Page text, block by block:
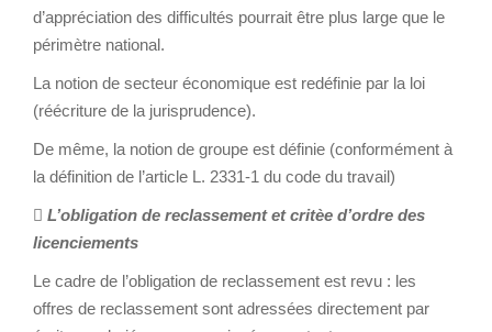
d’appréciation des difficultés pourrait être plus large que le
périmètre national.
La notion de secteur économique est redéfinie par la loi
(réécriture de la jurisprudence).
De même, la notion de groupe est définie (conformément à
la définition de l’article L. 2331-1 du code du travail)
 L’obligation de reclassement et critèe d’ordre des
licenciements
Le cadre de l’obligation de reclassement est revu : les
offres de reclassement sont adressées directement par